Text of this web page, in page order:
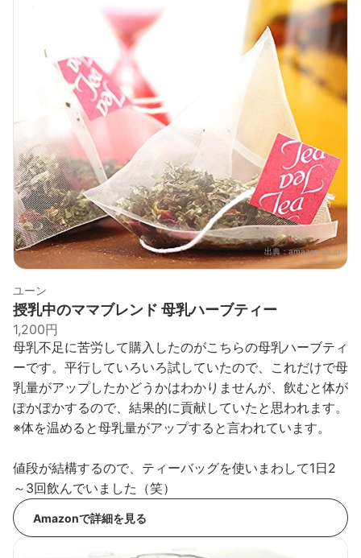
出典：amazon.co.jp
ユーン
授乳中のママブレンド 母乳ハーブティー
1,200円
母乳不足に苦労して購入したのがこちらの母乳ハーブティ
ーです。平行していろいろ試していたので、これだけで母
乳量がアップしたかどうかはわかりませんが、飲むと体が
ぽかぽかするので、結果的に貢献していたと思われます。
※体を温めると母乳量がアップすると言われています。
値段が結構するので、ティーバッグを使いまわして1日2
～3回飲んでいました（笑）
Amazonで詳細を見る